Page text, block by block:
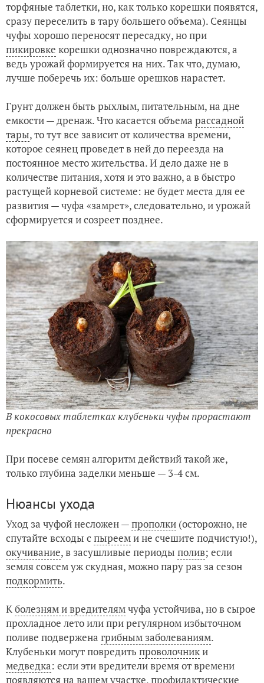
торфяные таблетки, но, как только корешки появятся,
сразу переселить в тару большего объема). Сеянцы
чуфы хорошо переносят пересадку, но при
пикировке корешки однозначно повреждаются, а
ведь урожай формируется на них. Так что, думаю,
лучше поберечь их: больше орешков нарастет.
Грунт должен быть рыхлым, питательным, на дне
емкости — дренаж. Что касается объема рассадной
тары, то тут все зависит от количества времени,
которое сеянец проведет в ней до переезда на
постоянное место жительства. И дело даже не в
количестве питания, хотя и это важно, а в быстро
растущей корневой системе: не будет места для ее
развития — чуфа «замрет», следовательно, и урожай
сформируется и созреет позднее.
В кокосовых таблетках клубеньки чуфы прорастают
прекрасно
При посеве семян алгоритм действий такой же,
только глубина заделки меньше — 3-4 см.
Нюансы ухода
Уход за чуфой несложен —прополки (осторожно, не
спутайте всходы с пырееми не счешите подчистую!),
окучивание, в засушливые периоды полив; если
земля совсем уж скудная, можно пару раз за сезон
подкормить.
Кболезням и вредителямчуфа устойчива, но в сырое
прохладное лето или при регулярном избыточном
поливе подвержена грибным заболеваниям.
Клубеньки могут повредить проволочники
медведка: если эти вредители время от времени
появляются на вашем участке, профилактические